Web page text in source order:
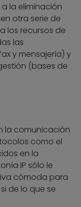
la eliminación
otra serie de
los recursos de
las
y mensajería) y
(bases de
la comunicación
como el
en la
IP sólo le
cómoda para
de lo que se